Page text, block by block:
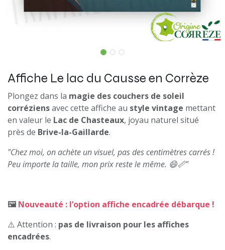
Affiche Le lac du Causse en Corrèze
Plongez dans la magie des couchers de soleil
corréziensavec cette affiche au style vintage mettant
en valeur le Lac de Chasteaux, joyau naturel situé
près de Brive-la-Gaillarde.
"Chez moi, on achète un visuel, pas des centimètres carrés !
Peu importe la taille, mon prix reste le même. 😄📏"
🖼️Nouveauté : l’option affiche encadrée débarque !
⚠️ Attention : pas de livraison pour les affiches
encadrées.